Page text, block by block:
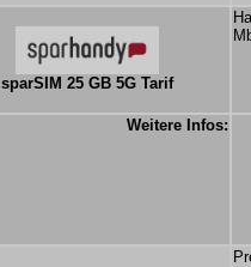
sparSIM 25 GB 5G Tarif
Weitere Infos: